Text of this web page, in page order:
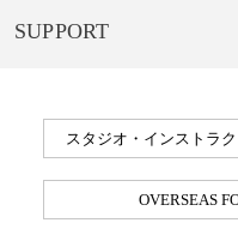
SUPPORT
スタジオ・インストラ
OVERSEAS